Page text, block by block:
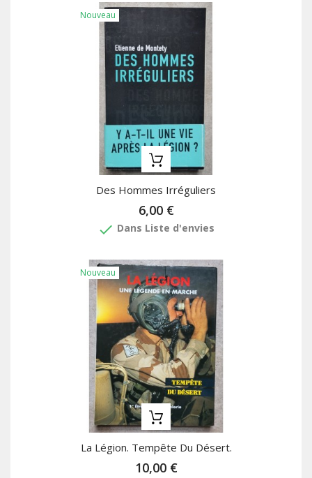
Nouveau
Des Hommes Irréguliers
6,00 €
done Dans Liste d'envies
Nouveau
La Légion. Tempête Du Désert.
10,00 €